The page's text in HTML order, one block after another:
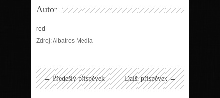
Autor
red
Zdroj: Albatros Media
← Předešlý příspěvek Další příspěvek →